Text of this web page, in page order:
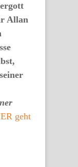
Allan
geht